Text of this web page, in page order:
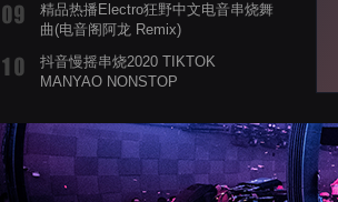
精品热播Electro狂野中文电音串烧舞
曲(电音阁阿龙 Remix)
抖音慢摇串烧2020 TIKTOK
MANYAO NONSTOP
蝉爸爸妈妈爱存在夏天的风是想你的
声音啊